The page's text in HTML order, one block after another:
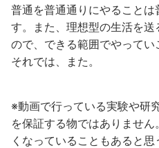
普通を普通通りにやることは
す。また、理想型の生活を
ので、できる範囲でやってい
それでは、また。
※動画で行っている実験や研
を保証する物ではありませ
くなっていることもあると